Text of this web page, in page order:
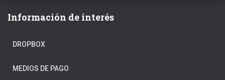
Información de interés
DROPBOX
MEDIOS DE PAGO